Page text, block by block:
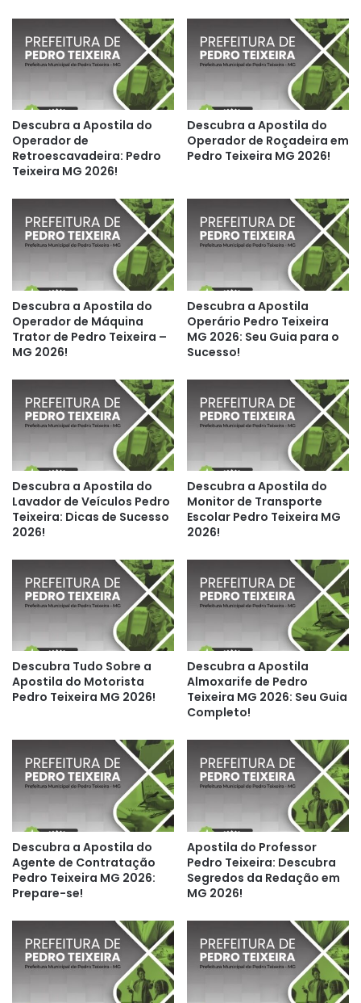
Descubra a Apostila do
Operador de
Retroescavadeira: Pedro
Teixeira MG 2026!
Descubra a Apostila do
Operador de Roçadeira em
Pedro Teixeira MG 2026!
Descubra a Apostila do
Operador de Máquina
Trator de Pedro Teixeira –
MG 2026!
Descubra a Apostila
Operário Pedro Teixeira
MG 2026: Seu Guia para o
Sucesso!
Descubra a Apostila do
Lavador de Veículos Pedro
Teixeira: Dicas de Sucesso
2026!
Descubra a Apostila do
Monitor de Transporte
Escolar Pedro Teixeira MG
2026!
Descubra Tudo Sobre a
Apostila do Motorista
Pedro Teixeira MG 2026!
Descubra a Apostila
Almoxarife de Pedro
Teixeira MG 2026: Seu Guia
Completo!
Descubra a Apostila do
Agente de Contratação
Pedro Teixeira MG 2026:
Prepare-se!
Apostila do Professor
Pedro Teixeira: Descubra
Segredos da Redação em
MG 2026!